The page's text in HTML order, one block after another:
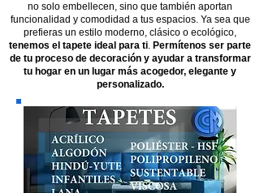
no solo embellecen, sino que también aportan
funcionalidad y comodidad a tus espacios. Ya sea que
prefieras un estilo moderno, clásico o ecológico,
tenemos el tapete ideal para ti. Permítenos ser parte
de tu proceso de decoración y ayudar a transformar
tu hogar en un lugar más acogedor, elegante y
personalizado.